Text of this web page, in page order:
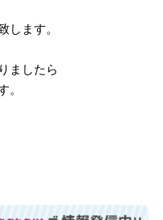
します。
ましたら
。